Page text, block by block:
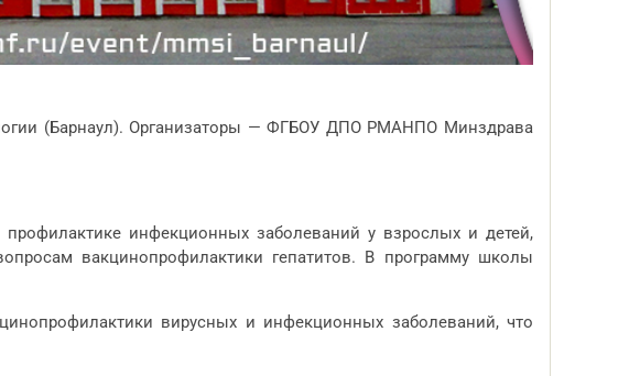
(Барнаул). Организаторы — ФГБОУ ДПО РМАНПО Минздрава
инфекционных заболеваний у взрослых и детей,
вакцинопрофилактики гепатитов. В программу школы
вирусных и инфекционных заболеваний, что